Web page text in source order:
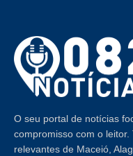
O seu portal de notícias
compromisso com o
relevantes de Maceió,